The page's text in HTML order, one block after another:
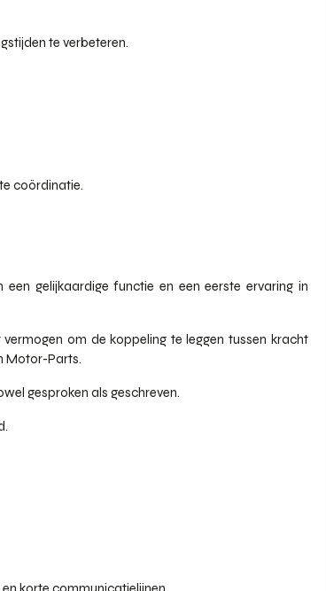
te verbeteren.
coördinatie.
gelijkaardige functie en een eerste ervaring in
om de koppeling te leggen tussen kracht
Motor-Parts.
gesproken als geschreven.